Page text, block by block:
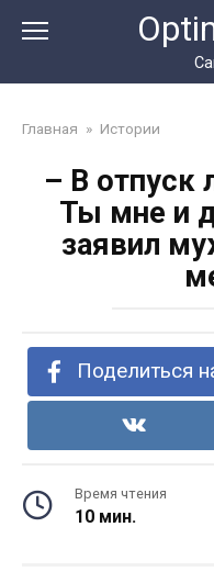
Главная » Истории
– В отпуск
Ты мне и
заявил
Поделиться
Время чтения
10 мин.